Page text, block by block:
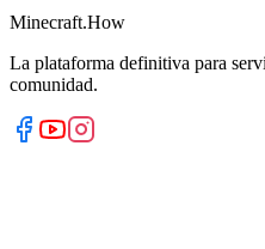
Minecraft.How
La plataforma definitiva para
comunidad.